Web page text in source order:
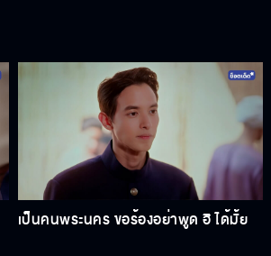
เป็นคนพระนคร ขอร้องอย่าพูด ฮิ ได้มั้ย